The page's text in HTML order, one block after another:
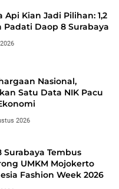
Api Kian Jadi Pilihan: 1,2
Daop 8 Surabaya
Nasional,
Satu Data NIK Pacu
2026
Surabaya Tembus
UMKM Mojokerto
Fashion Week 2026